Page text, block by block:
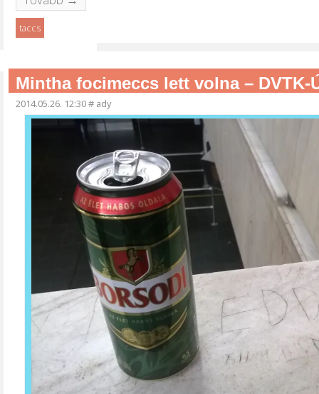
taccs
Mintha focimeccs lett volna –
2014.05.26. 12:30# ady